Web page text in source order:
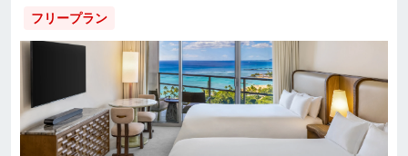
フリープラン